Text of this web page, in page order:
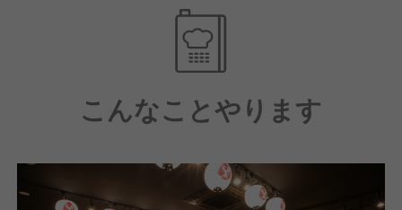
■ワタミで働く従業員は「人が良い」。仕事だけでは
ない一生ものの仲間が見つかる。■ワタミチャレンジ
アワード/仲間と夢を語る会等従業員のキャリア実現
に力を入れた制度もあり、この会社にいれば成長でき
そうと思える環境づくりに力を入れています。
こんなことやります